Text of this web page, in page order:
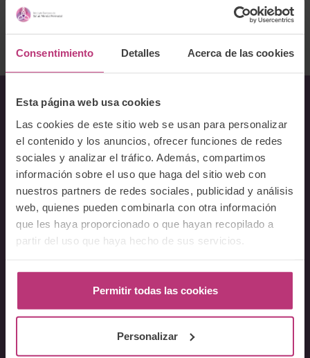
Consentimiento Detalles Acerca de las cookies
Esta página web usa cookies
Las cookies de este sitio web se usan para personalizar
el contenido y los anuncios, ofrecer funciones de redes
sociales y analizar el tráfico. Además, compartimos
información sobre el uso que haga del sitio web con
nuestros partners de redes sociales, publicidad y análisis
web, quienes pueden combinarla con otra información
que les haya proporcionado o que hayan recopilado a
partir del uso que haya hecho de sus servicios.
Permitir todas las cookies
Personalizar
Sobre Nosotros
Acerca del Instituto
Equipo
Docentes
Preguntas frecuentes
clínicas
Fundamentos en Salud Mental Perinatal
Herramientas de Psicoterapia Perinatal
Psiquiatría perinatal